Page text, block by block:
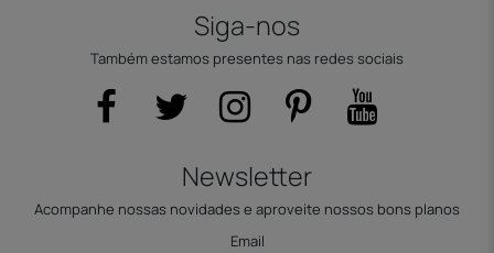
Siga-nos
Também estamos presentes nas redes sociais
Newsletter
Acompanhe nossas novidades e aproveite nossos bons planos
Email